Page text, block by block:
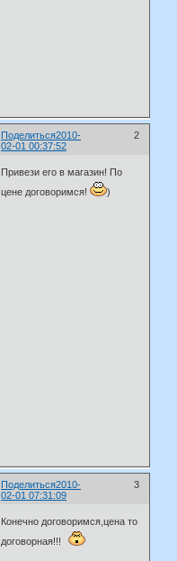
Поделиться 2
2010-
02-01 00:37:52
Привези его в магазин! По
цене договоримся!
)
Поделиться 3
2010-
02-01 07:31:09
Конечно договоримся,цена то
договорная!!!